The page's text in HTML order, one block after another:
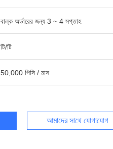
বাল্ক অর্ডারের জন্য 3 ~ 4 সপ্তাহ
টি/টি
50,000 পিসি / মাস
আমাদের সাথে যোগাযোগ